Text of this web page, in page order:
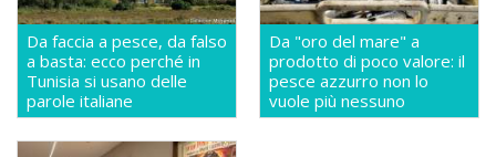
Da faccia a pesce, da falso
a basta: ecco perché in
Tunisia si usano delle
parole italiane
Da "oro del mare" a
prodotto di poco valore: il
pesce azzurro non lo
vuole più nessuno